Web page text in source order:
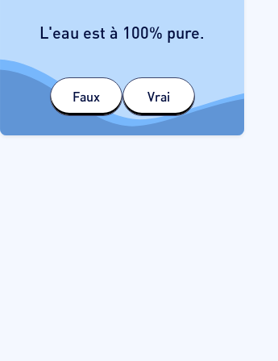
L'eau est à 100% pure.
Faux Vrai
essentiels
comme le calcium,
magnésium, et des oligo-éléments
comme le fer et le cuivre,
indispensables pour le corps.